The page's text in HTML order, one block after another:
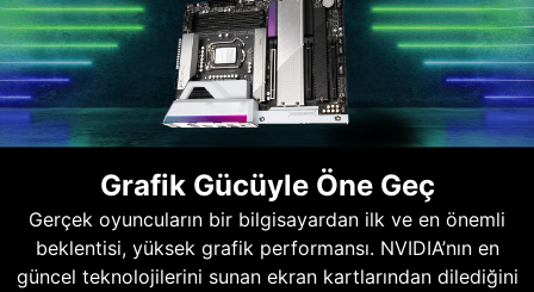
Grafik Gücüyle Öne Geç
Gerçek oyuncuların bir bilgisayardan ilk ve en önemli
beklentisi, yüksek grafik performansı. NVIDIA’nın en
güncel teknolojilerini sunan ekran kartlarından dilediğini